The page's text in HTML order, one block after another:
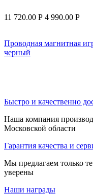
11 720.00 Р 4 990.00 Р
Проводная магнитная
черный
Быстро и качественно
Наша компания
Московской области
Гарантия качества и
Мы предлагаем только
уверены
Наши награды